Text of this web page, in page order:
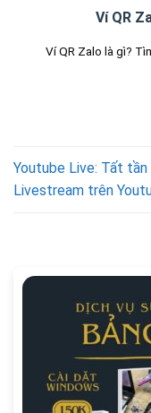
Ví QR
Ví QR Zalo là gì?
Youtube Live: Tất
Livestream trên